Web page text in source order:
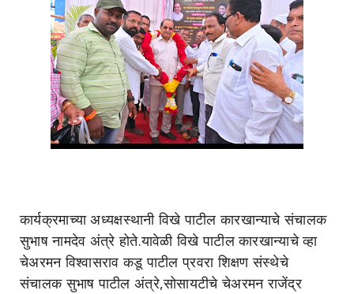
कार्यक्रमाच्या अध्यक्षस्थानी विखे पाटील कारखान्याचे संचालक
सुभाष नामदेव अंत्रे होते.यावेळी विखे पाटील कारखान्याचे व्हा
चेअरमन विश्वासराव कडू पाटील प्रवरा शिक्षण संस्थेचे
संचालक सुभाष पाटील अंत्रे,सोसायटीचे चेअरमन राजेंद्र